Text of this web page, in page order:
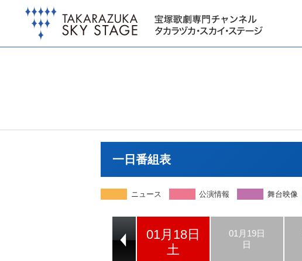
一日番組表
ニュース 公演情報 舞台映像
01月18日
土
01月19日
日